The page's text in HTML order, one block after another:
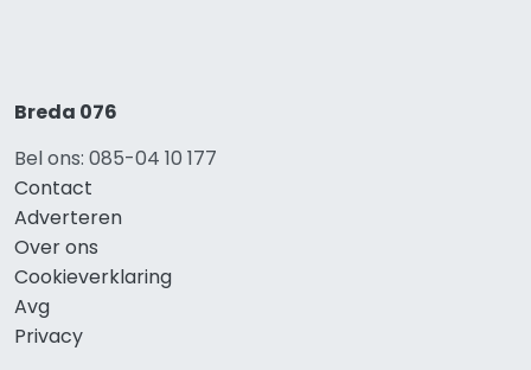
Breda 076
Bel ons: 085-04 10 177
Contact
Adverteren
Over ons
Cookieverklaring
Avg
Privacy